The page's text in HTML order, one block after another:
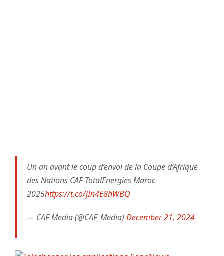
Un an avant le coup d’envoi de la Coupe d’Afrique
des Nations CAF TotalEnergies Maroc
2025https://t.co/jIn4E8hWBQ
— CAF Media (@CAF_Media) December 21, 2024